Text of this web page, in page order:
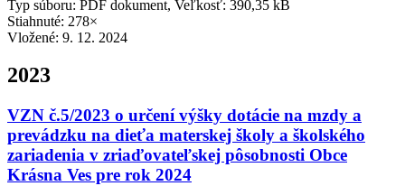
Typ súboru: PDF dokument, Veľkosť: 390,35 kB
Stiahnuté: 278×
Vložené: 9. 12. 2024
2023
VZN č.5/2023 o určení výšky dotácie na mzdy a
prevádzku na dieťa materskej školy a školského
zariadenia v zriaďovateľskej pôsobnosti Obce
Krásna Ves pre rok 2024